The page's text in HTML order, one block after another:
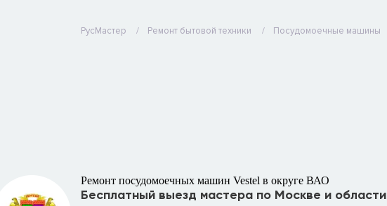
РусМастер Ремонт бытовой техники Посудомоечные машины
Ремонт посудомоечных машин Vestel в округе ВАО
Бесплатный выезд мастера по Москве и области